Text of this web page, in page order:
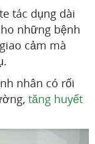
tác dụng dài
những bệnh
cảm mà
nhân có rối
tăng huyết